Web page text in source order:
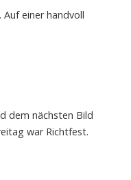
einer handvoll
dem nächsten Bild
war Richtfest.